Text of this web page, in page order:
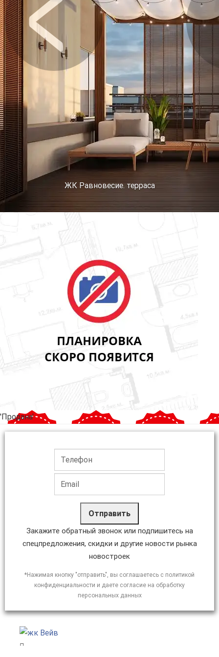
ЖК Равновесие. терраса
Предыдущее
'Продана'
Отправить
Закажите обратный звонок или подпишитесь на
спецпредложения, скидки и другие новости рынка
новостроек
*Нажимая кнопку "отправить", вы соглашаетесь с политикой
конфиденциальности и даете согласие на обработку
персональных данных